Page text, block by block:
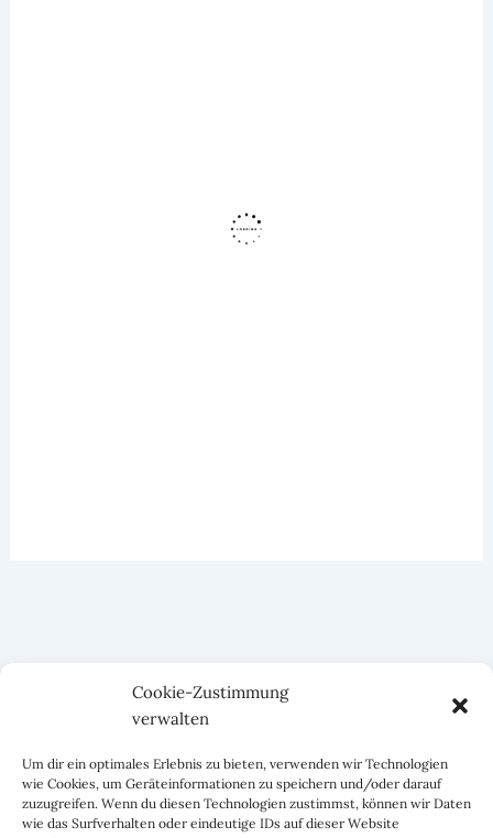
Cookie-Zustimmung
verwalten
Um dir ein optimales Erlebnis zu bieten, verwenden wir Technologien
wie Cookies, um Geräteinformationen zu speichern und/oder darauf
zuzugreifen. Wenn du diesen Technologien zustimmst, können wir Daten
wie das Surfverhalten oder eindeutige IDs auf dieser Website